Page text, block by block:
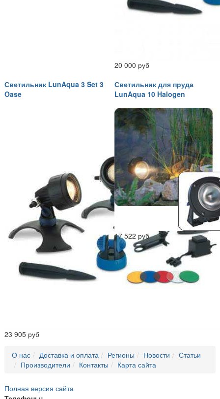
20 000 руб
Светильник LunAqua 3 Set 3
Oase
23 905 руб
Светильник для пруда
LunAqua 10 Halogen
17 522 руб
О нас Доставка и оплата Регионы Новости
Статьи
Производители
Контакты Карта сайта
Полная версия сайта